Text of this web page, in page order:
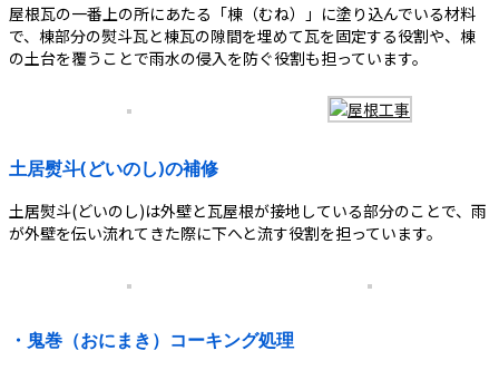
屋根瓦の一番上の所にあたる「棟（むね）」に塗り込んでいる材料
で、棟部分の熨斗瓦と棟瓦の隙間を埋めて瓦を固定する役割や、棟
の土台を覆うことで雨水の侵入を防ぐ役割も担っています。
土居熨斗(どいのし)の補修
土居熨斗(どいのし)は外壁と瓦屋根が接地している部分のことで、雨
が外壁を伝い流れてきた際に下へと流す役割を担っています。
・鬼巻（おにまき）コーキング処理